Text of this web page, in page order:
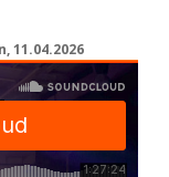
11.04.2026